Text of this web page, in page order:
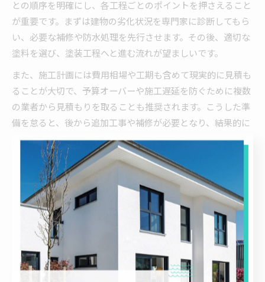
との順序を明確にし、各工程ごとのポイントを押さえること
が重要です。まずは建物の劣化状況を専門家に診断してもら
い、必要な補修や防水処理を先行させます。その後、適切な
塗料を選び、塗装工程へと進む流れが望ましいです。
また、施工計画には費用相場や工期も含めて現実的に見積も
ることが大切で、予算オーバーや施工遅延を防ぐために複数
の業者から見積もりを取ることも推奨されます。こうした準
備を怠ると、後から追加工事や補修が必要となり、結果的に
費用が膨らむリスクが高まるため注意が必要です。
外壁塗装と防水工事の適切な順序で長持ちする家
外壁塗装と防水工事を適切な順序で行うことは、建物の寿命
を延ばし、長持ちする家づくりに欠かせません。防水層の形
成を優先することで、塗装の剥がれやひび割れを防ぎ、外観
の美しさを長期間保つことが可能です。これにより、住宅の
資産価値も維持しやすくなります。
さらに、定期的なメンテナンス計画を組むことで、防水性能